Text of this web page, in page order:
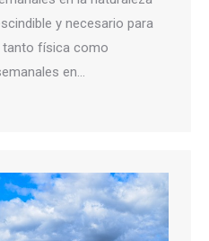
y necesario para
tanto física como
en…